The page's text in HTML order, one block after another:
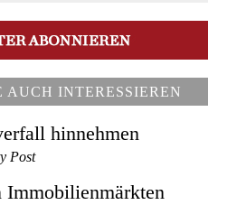
AUCH INTERESSIEREN
hinnehmen
Post
Immobilienmärkten